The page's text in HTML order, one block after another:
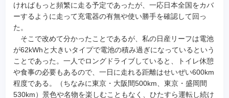
ければもっと頻繁に走る予定であったが、一応日本全国をカバ
ーするように走って充電器の有無や使い勝手を確認して回っ
た。
そこで改めて分かったことであるが、私の日産リーフは電池
が62kWhと大きいタイプで電池の積み過ぎになっているという
ことであった。一人でロングドライブしていると、トイレ休憩
や食事の必要もあるので、一日に走れる距離はせいぜい600km
程度である。（ちなみに東京・大阪間500km、東京・盛岡間
530km）景色や名物を楽しむこともなく、ひたすら運転し続け